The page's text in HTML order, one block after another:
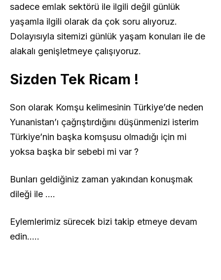
sadece emlak sektörü ile ilgili değil günlük
yaşamla ilgili olarak da çok soru alıyoruz.
Dolayısıyla sitemizi günlük yaşam konuları ile de
alakalı genişletmeye çalışıyoruz.
Sizden Tek Ricam !
Son olarak Komşu kelimesinin Türkiye’de neden
Yunanistan’ı çağrıştırdığını düşünmenizi isterim
Türkiye’nin başka komşusu olmadığı için mi
yoksa başka bir sebebi mi var ?
Bunları geldiğiniz zaman yakından konuşmak
dileği ile ….
Eylemlerimiz sürecek bizi takip etmeye devam
edin…..